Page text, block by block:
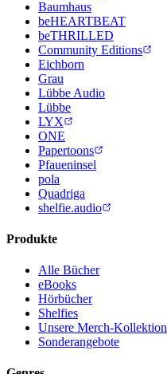
Baumhaus
beHEARTBEAT
beTHRILLED
Community Editions
Eichborn
Grau
Lübbe Audio
Lübbe
LYX
ONE
Papertoons
Pfaueninsel
pola
Quadriga
shelfie.audio
Produkte
Alle Bücher
eBooks
Hörbücher
Shelfies
Unsere Merch-Kollektion
Sonderangebote